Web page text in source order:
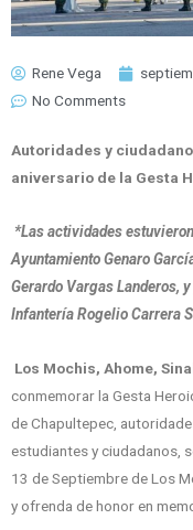
Rene Vega
No Comments
Autoridades y
aniversario de la Gesta
*Las actividades
Ayuntamiento Genaro
Gerardo Vargas Landeros,
Infantería Rogelio Carrera
Los Mochis, Ahome,
conmemorar la Gesta
de Chapultepec,
estudiantes y ciudadanos,
13 de Septiembre de Los
y ofrenda de honor en